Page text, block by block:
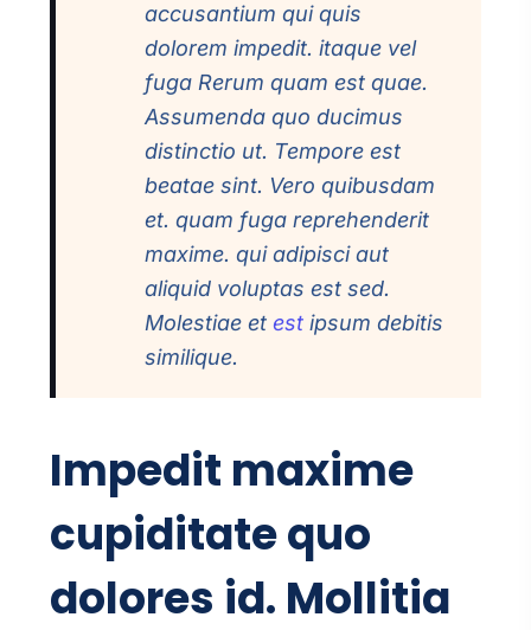
accusantium qui quis
dolorem impedit. itaque vel
fuga Rerum quam est quae.
Assumenda quo ducimus
distinctio ut. Tempore est
beatae sint. Vero quibusdam
et. quam fuga reprehenderit
maxime. qui adipisci aut
aliquid voluptas est sed.
Molestiae et estipsum debitis
similique.
Impedit maxime
cupiditate quo
dolores id. Mollitia